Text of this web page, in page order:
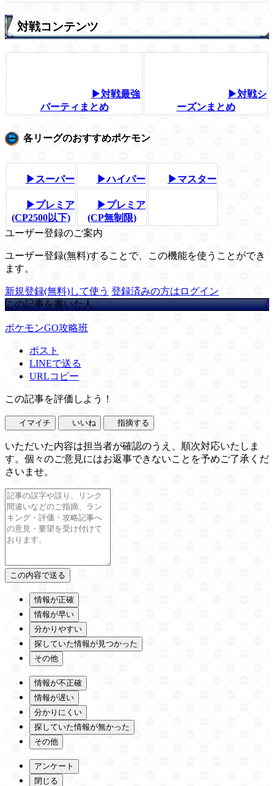
対戦コンテンツ
▶対戦最強
パーティまとめ
▶対戦シ
ーズンまとめ
各リーグのおすすめポケモン
▶スーパー ▶ハイパー ▶マスター
▶プレミア
(CP2500以下)
▶プレミア
(CP無制限)
ユーザー登録のご案内
ユーザー登録(無料)することで、この機能を使うことができ
ます。
新規登録(無料)して使う 登録済みの方はログイン
この記事を書いた人
ポケモンGO攻略班
ポスト
LINEで送る
URLコピー
この記事を評価しよう！
イマイチ いいね 指摘する
いただいた内容は担当者が確認のうえ、順次対応いたしま
す。個々のご意見にはお返事できないことを予めご了承くだ
さいませ。
情報が正確
情報が早い
分かりやすい
探していた情報が見つかった
その他
情報が不正確
情報が遅い
分かりにくい
探していた情報が無かった
その他
アンケート
閉じる